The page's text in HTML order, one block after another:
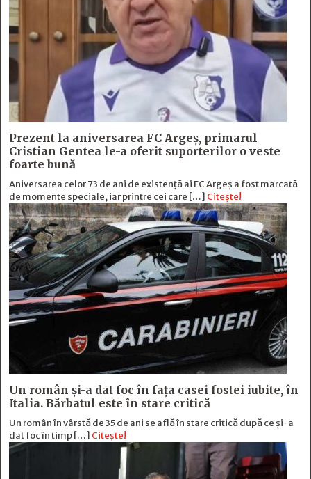
Prezent la aniversarea FC Argeș, primarul
Cristian Gentea le-a oferit suporterilor o veste
foarte bună
Aniversarea celor 73 de ani de existență ai FC Argeș a fost marcată
de momente speciale, iar printre cei care […] Citește!
Un român și-a dat foc în fața casei fostei iubite, în
Italia. Bărbatul este în stare critică
Un român în vârstă de 35 de ani se află în stare critică după ce și-a
dat foc în timp […] Citește!